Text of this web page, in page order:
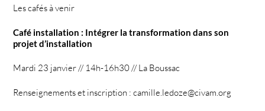
Les cafés à venir
Café installation : Intégrer la transformation dans son
projet d’installation
Mardi 23 janvier // 14h-16h30 // La Boussac
Renseignements et inscription : camille.ledoze@civam.org